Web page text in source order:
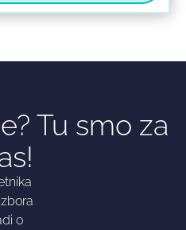
Tu smo za
o